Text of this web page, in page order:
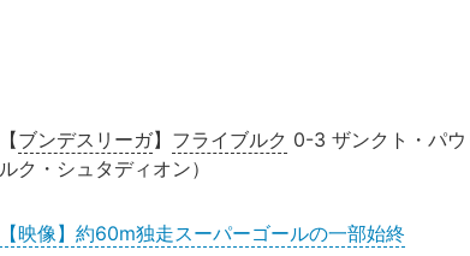
【ブンデスリーガ】 フライブルク 0-3 ザンクト・パ
ルク・シュタディオン）
【映像】約60m独走スーパーゴールの一部始終